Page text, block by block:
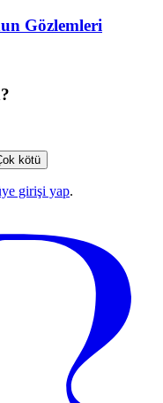
Gözlemleri
kötü
girişi yap.